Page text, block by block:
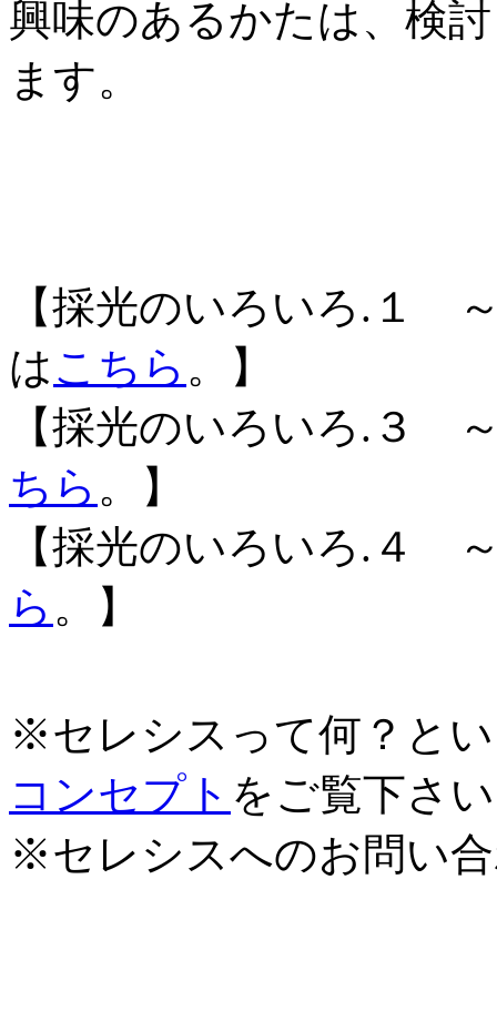
興味のあるかたは、検
ます。
【採光のいろいろ.１
はこちら 。】
【採光のいろいろ.３
ちら 。】
【採光のいろいろ.４
ら 。】
※セレシスって何？と
コンセプト をご覧下さ
※セレシスへのお問い